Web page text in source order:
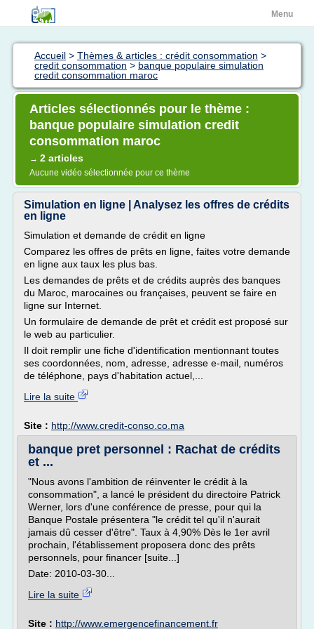
Menu
Accueil > Thèmes & articles : crédit consommation >
credit consommation > banque populaire simulation
credit consommation maroc
Articles sélectionnés pour le thème :
banque populaire simulation credit
consommation maroc
→ 2 articles
Aucune vidéo sélectionnée pour ce thème
Simulation en ligne | Analysez les offres de crédits
en ligne
Simulation et demande de crédit en ligne
Comparez les offres de prêts en ligne, faites votre demande
en ligne aux taux les plus bas.
Les demandes de prêts et de crédits auprès des banques
du Maroc, marocaines ou françaises, peuvent se faire en
ligne sur Internet.
Un formulaire de demande de prêt et crédit est proposé sur
le web au particulier.
Il doit remplir une fiche d'identification mentionnant toutes
ses coordonnées, nom, adresse, adresse e-mail, numéros
de téléphone, pays d'habitation actuel,...
Lire la suite
Site : http://www.credit-conso.co.ma
banque pret personnel : Rachat de crédits
et ...
"Nous avons l'ambition de réinventer le crédit à la
consommation", a lancé le président du directoire Patrick
Werner, lors d'une conférence de presse, pour qui la
Banque Postale présentera "le crédit tel qu'il n'aurait
jamais dû cesser d'être". Taux à 4,90% Dès le 1er avril
prochain, l'établissement proposera donc des prêts
personnels, pour financer [suite...]
Date: 2010-03-30...
Lire la suite
Site : http://www.emergencefinancement.fr